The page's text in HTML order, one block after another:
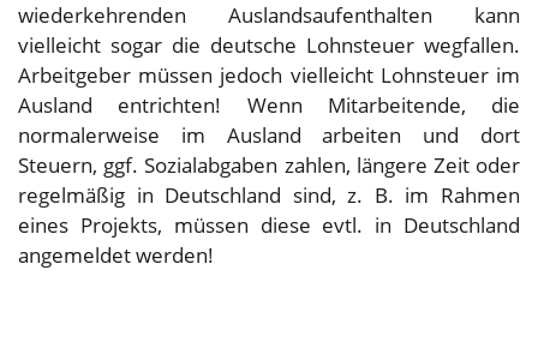
wiederkehrenden Auslandsaufenthalten kann
vielleicht sogar die deutsche Lohnsteuer wegfallen.
Arbeitgeber müssen jedoch vielleicht Lohnsteuer im
Ausland entrichten! Wenn Mitarbeitende, die
normalerweise im Ausland arbeiten und dort
Steuern, ggf. Sozialabgaben zahlen, längere Zeit oder
regelmäßig in Deutschland sind, z. B. im Rahmen
eines Projekts, müssen diese evtl. in Deutschland
angemeldet werden!